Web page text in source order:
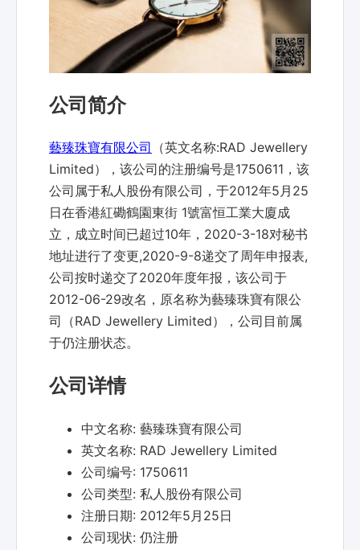
公司简介
藝臻珠寶有限公司 （英文名称:RAD Jewellery
Limited），该公司的注册编号是1750611，该
公司属于私人股份有限公司，于2012年5月25
日在香港紅磡鶴園東街 1號富恒工業大廈成
立，成立时间已超过10年，2020-3-18对秘书
地址进行了变更,2020-9-8递交了周年申报表,
公司按时递交了2020年度年报，该公司于
2012-06-29改名，原名称为藝臻珠寶有限公
司（RAD Jewellery Limited），公司目前属
于仍注册状态。
公司详情
中文名称: 藝臻珠寶有限公司
英文名称: RAD Jewellery Limited
公司编号: 1750611
公司类型: 私人股份有限公司
注册日期: 2012年5月25日
公司现状: 仍注册